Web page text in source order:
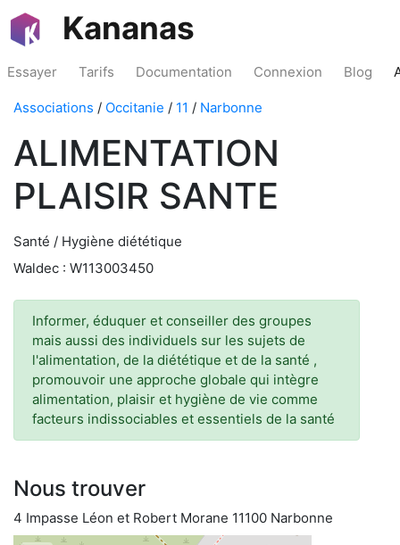
Kananas
Essayer Tarifs Documentation Connexion Blog
Associations / Occitanie / 11 / Narbonne
ALIMENTATION
PLAISIR SANTE
Santé / Hygiène diététique
Waldec : W113003450
Informer, éduquer et conseiller des groupes
mais aussi des individuels sur les sujets de
l'alimentation, de la diététique et de la santé ,
promouvoir une approche globale qui intègre
alimentation, plaisir et hygiène de vie comme
facteurs indissociables et essentiels de la santé
Nous trouver
4 Impasse Léon et Robert Morane 11100 Narbonne